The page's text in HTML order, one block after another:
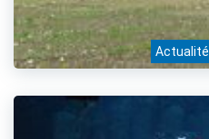
Actualité